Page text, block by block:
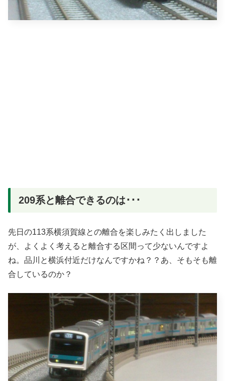
209系と離合できるのは･･･
先日の113系横須賀線との離合を楽しみたく出しました
が、よくよく考えると離合する区間って少ないんですよ
ね。品川と横浜付近だけなんですかね？？あ、そもそも離
合しているのか？